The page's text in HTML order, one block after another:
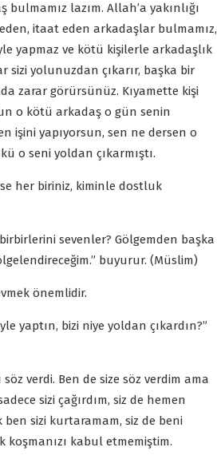
lazım. Allah’a yakınlığı
itaat eden arkadaşlar bulmamız,
yapmaz ve kötü kişilerle arkadaşlık
sizi yolunuzdan çıkarır, başka bir
zarar görürsünüz. Kıyamette kişi
o kötü arkadaş o gün senin
işini yapıyorsun, sen ne dersen o
o seni yoldan çıkarmıştı.
her biriniz, kiminle dostluk
sevenler? Gölgemden başka
buyurur. (Müslim)
önemlidir.
yaptın, bizi niye yoldan çıkardın?”
verdi. Ben de size söz verdim ama
sizi çağırdım, siz de hemen
ben sizi kurtaramam, siz de beni
koşmanızı kabul etmemiştim.